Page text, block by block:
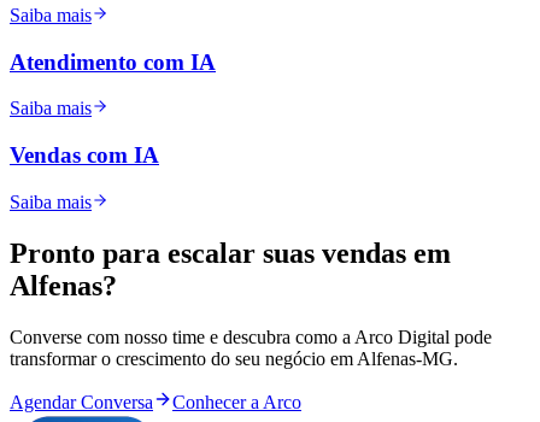
Saiba mais
Atendimento com IA
Saiba mais
Vendas com IA
Saiba mais
Pronto para escalar suas vendas em
Alfenas?
Converse com nosso time e descubra como a Arco Digital pode
transformar o crescimento do seu negócio em Alfenas-MG.
Agendar Conversa Conhecer a Arco